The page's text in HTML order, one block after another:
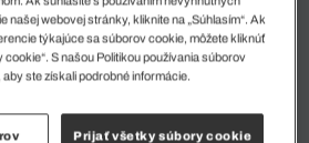
našej webovej stránky, kliknite na „Súhlasím“. Ak
týkajúce sa súborov cookie, môžete kliknúť
cookie“. S našou Politikou používania súborov
ste získali podrobné informácie.
Prijať všetky súbory cookie